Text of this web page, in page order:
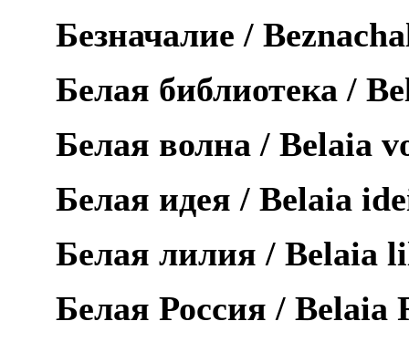
Безначалие /
Белая библиотека /
Белая волна /Belaia
Белая идея /Belaia
Белая лилия /Belaia
Белая Россия /Belaia